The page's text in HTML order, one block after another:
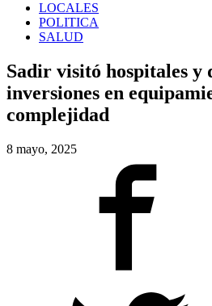
LOCALES
POLITICA
SALUD
Sadir visitó hospitales y
inversiones en
complejidad
8 mayo, 2025